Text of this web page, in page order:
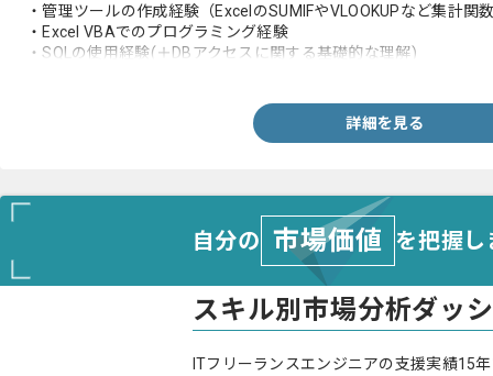
・管理ツールの作成経験（ExcelのSUMIFやVLOOKUPなど集計関
・Excel VBAでのプログラミング経験
・SQLの使用経験(＋DBアクセスに関する基礎的な理解)
詳細を見る
自分の 市場価値 を把握
スキル別市場分析ダッ
ITフリーランスエンジニアの支援実績15